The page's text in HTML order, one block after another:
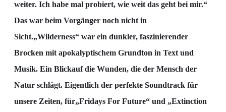
weiter. Ich habe mal probiert, wie weit das geht bei mir.“
Das war beim Vorgänger noch nicht in
Sicht.„Wilderness“ war ein dunkler, faszinierender
Brocken mit apokalyptischem Grundton in Text und
Musik. Ein Blickauf die Wunden, die der Mensch der
Natur schlägt. Eigentlich der perfekte Soundtrack für
unsere Zeiten, für„Fridays For Future“ und „Extinction